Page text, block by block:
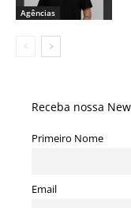
Agências
Receba nossa
Primeiro Nome
Email